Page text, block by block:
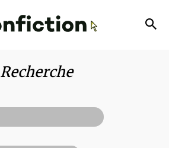
Recherche